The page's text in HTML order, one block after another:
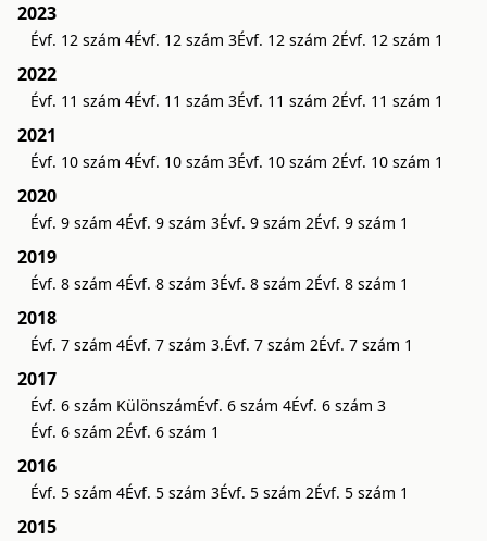
2023
Évf. 12 szám 4Évf. 12 szám 3Évf. 12 szám 2Évf. 12 szám 1
2022
Évf. 11 szám 4Évf. 11 szám 3Évf. 11 szám 2Évf. 11 szám 1
2021
Évf. 10 szám 4Évf. 10 szám 3Évf. 10 szám 2Évf. 10 szám 1
2020
Évf. 9 szám 4Évf. 9 szám 3Évf. 9 szám 2Évf. 9 szám 1
2019
Évf. 8 szám 4Évf. 8 szám 3Évf. 8 szám 2Évf. 8 szám 1
2018
Évf. 7 szám 4Évf. 7 szám 3.Évf. 7 szám 2Évf. 7 szám 1
2017
Évf. 6 szám KülönszámÉvf. 6 szám 4Évf. 6 szám 3
Évf. 6 szám 2Évf. 6 szám 1
2016
Évf. 5 szám 4Évf. 5 szám 3Évf. 5 szám 2Évf. 5 szám 1
2015